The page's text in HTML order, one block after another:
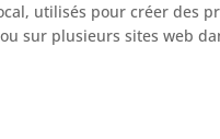
utilisés pour créer des
sur plusieurs sites web